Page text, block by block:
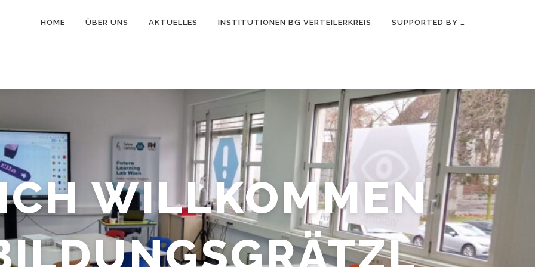
HOME ÜBER UNS AKTUELLES INSTITUTIONEN BG VERTEILERKREIS SUPPORTED BY …
WILLKOMMEN